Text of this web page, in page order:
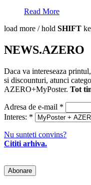
Read More
load more / hold SHIFT
NEWS.AZERO
Daca va intereseaza
si discounturi, atunci
AZERO+MyPoster. Tot
Adresa de e-mail *
Interes: *
Nu sunteti convins?
Cititi arhiva.